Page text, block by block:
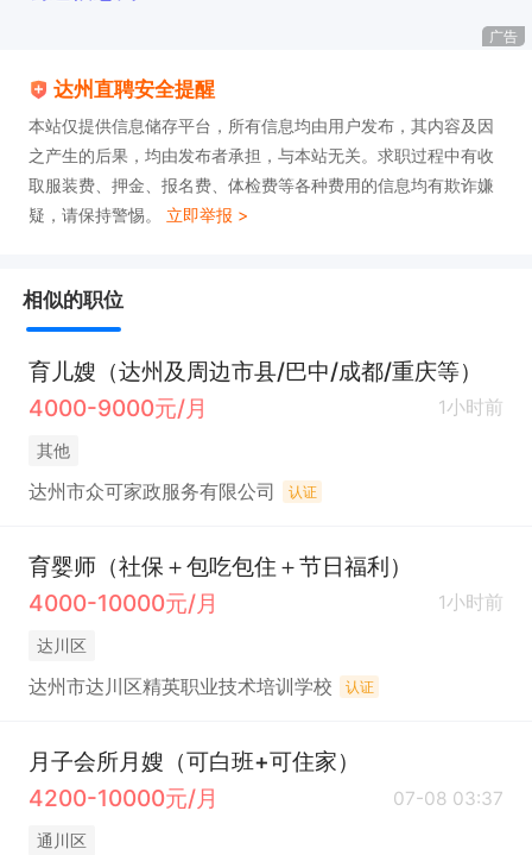
广告
达州直聘安全提醒
本站仅提供信息储存平台，所有信息均由用户发布，其内容及因
之产生的后果，均由发布者承担，与本站无关。求职过程中有收
取服装费、押金、报名费、体检费等各种费用的信息均有欺诈嫌
疑，请保持警惕。 立即举报 >
相似的职位
育儿嫂（达州及周边市县/巴中/成都/重庆等）
4000-9000元/月
1小时前
其他
达州市众可家政服务有限公司 认证
育婴师（社保＋包吃包住＋节日福利）
4000-10000元/月
1小时前
达川区
达州市达川区精英职业技术培训学校 认证
月子会所月嫂（可白班+可住家）
4200-10000元/月
07-08 03:37
通川区